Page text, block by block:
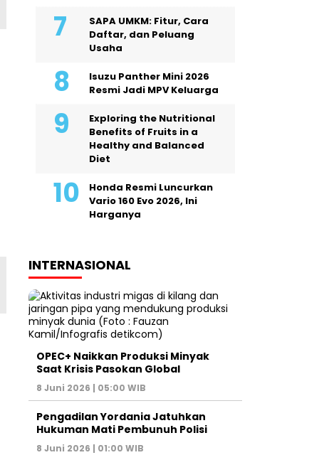
SAPA UMKM: Fitur, Cara
Daftar, dan Peluang
Usaha
Isuzu Panther Mini 2026
Resmi Jadi MPV Keluarga
Exploring the Nutritional
Benefits of Fruits in a
Healthy and Balanced
Diet
Honda Resmi Luncurkan
Vario 160 Evo 2026, Ini
Harganya
INTERNASIONAL
OPEC+ Naikkan Produksi Minyak
Saat Krisis Pasokan Global
8 Juni 2026 | 05:00 WIB
Pengadilan Yordania Jatuhkan
Hukuman Mati Pembunuh Polisi
8 Juni 2026 | 01:00 WIB